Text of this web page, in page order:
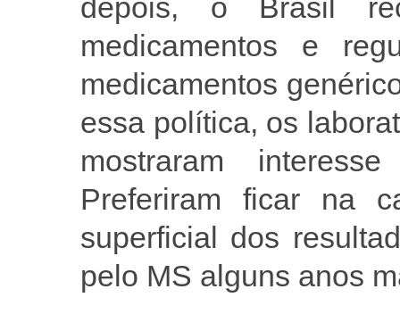
depois, o Brasil
medicamentos e
medicamentos
essa política, os
mostraram
Preferiram ficar na
superficial dos
pelo MS alguns anos